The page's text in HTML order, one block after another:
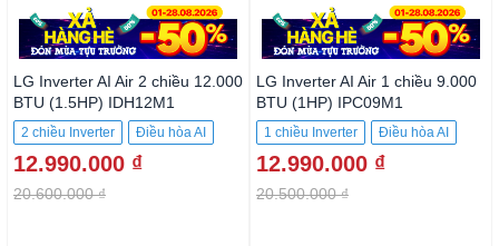
LG Inverter AI Air 2 chiều 12.000
BTU (1.5HP) IDH12M1
2 chiều Inverter Điều hòa AI
12.990.000 ₫
20.600.000 ₫
LG Inverter AI Air 1 chiều 9.000
BTU (1HP) IPC09M1
1 chiều Inverter Điều hòa AI
12.990.000 ₫
20.500.000 ₫